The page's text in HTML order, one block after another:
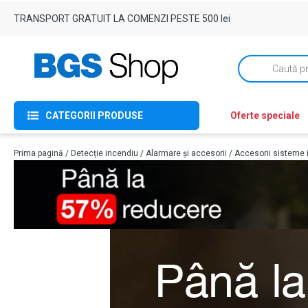
TRANSPORT GRATUIT LA COMENZI PESTE 500 lei
Products
search
CATEGORII PRODUSE Oferte speciale
Prima pagină / Detecție incendiu / Alarmare și accesorii / Accesorii sisteme